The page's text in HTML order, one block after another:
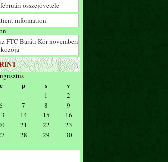
összejövetele
information
on
FTC Baráti Kör novemberi
c p s v
1
2
6 7 8
9
14 15
16
21 22
23
28 29
30